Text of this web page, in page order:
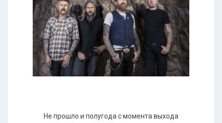
Не прошло и полугода с момента выхода